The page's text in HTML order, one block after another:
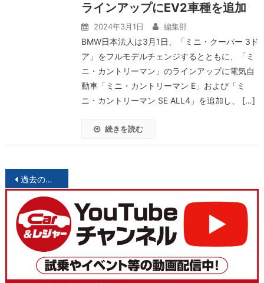
ラインアップにEV2車種を追加
2024年3月1日 編集部
BMW日本法人は3月1日、「ミニ・クーパー 3ド
ア」をフルモデルチェンジするとともに、「ミ
ニ・カントリーマン」のラインアップに電気自
動車「ミニ・カントリーマン E」および「ミ
ニ・カントリーマン SE ALL4」を追加し、 […]
続きを読む
投
稿
ナ
ビ
過去の投稿